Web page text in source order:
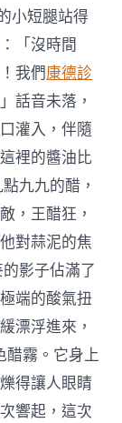
小短腿站得
「沒時間
我們康德診
話音未落，
灌入，伴隨
裡的醬油比
九九的醋，
，王醋狂，
對蒜泥的焦
影子佔滿了
端的酸氣扭
漂浮進來，
醋霧。它身上
得讓人眼睛
響起，這次